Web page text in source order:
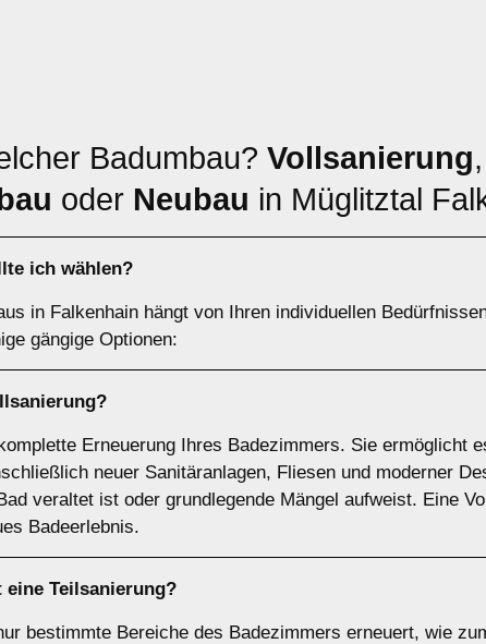
Badumbau? Vollsanierung,
oder Neubau in Müglitztal
ich wählen?
in Falkenhain hängt von Ihren individuellen
gängige Optionen:
?
Erneuerung Ihres Badezimmers. Sie ermöglicht
neuer Sanitäranlagen, Fliesen und moderner
veraltet ist oder grundlegende Mängel aufweist. Eine
Badeerlebnis.
eine Teilsanierung?
bestimmte Bereiche des Badezimmers erneuert, wie